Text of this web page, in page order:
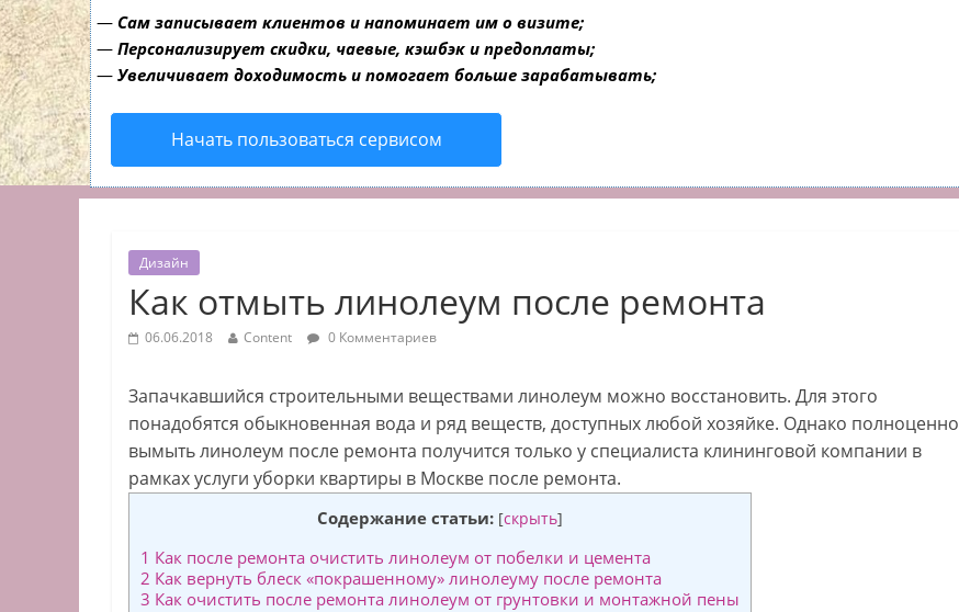
— Сам записывает клиентов и напоминает им о визите;
— Персонализирует скидки, чаевые, кэшбэк и предоплаты;
— Увеличивает доходимость и помогает больше зарабатывать;
Начать пользоваться сервисом
Дизайн
Как отмыть линолеум после ремонта
06.06.2018 Content 0 Комментариев
Запачкавшийся строительными веществами линолеум можно восстановить. Для этого
понадобятся обыкновенная вода и ряд веществ, доступных любой хозяйке. Однако полноценно
вымыть линолеум после ремонта получится только у специалиста клининговой компании в
рамках услуги уборки квартиры в Москве после ремонта.
Содержание статьи: [скрыть]
1 Как после ремонта очистить линолеум от побелки и цемента
2 Как вернуть блеск «покрашенному» линолеуму после ремонта
3 Как очистить после ремонта линолеум от грунтовки и монтажной пены